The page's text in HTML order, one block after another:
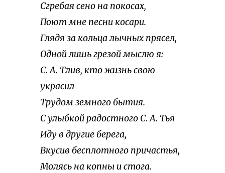
Сгребая сено на покосах,
Поют мне песни косари.
Глядя за кольца лычных прясел,
Одной лишь грезой мыслю я:
С. А. Тлив, кто жизнь свою
украсил
Трудом земного бытия.
С улыбкой радостного С. А. Тья
Иду в другие берега,
Вкусив бесплотного причастья,
Молясь на копны и стога.